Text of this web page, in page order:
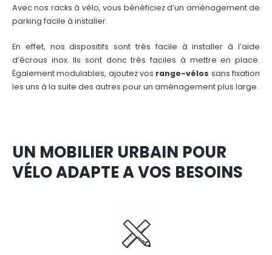
Avec nos racks à vélo, vous bénéficiez d’un aménagement de
parking facile à installer.
En effet, nos dispositifs sont très facile à installer à l’aide
d’écrous inox. Ils sont donc très faciles à mettre en place.
Également modulables, ajoutez vos range-vélos sans fixation
les uns à la suite des autres pour un aménagement plus large.
UN MOBILIER URBAIN POUR
VÉLO ADAPTE A VOS BESOINS